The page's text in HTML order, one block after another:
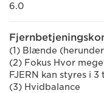
6.0
(1) Blænde
(2) Fokus Hvor
FJERN kan styres i 3
(3) Hvidbalance